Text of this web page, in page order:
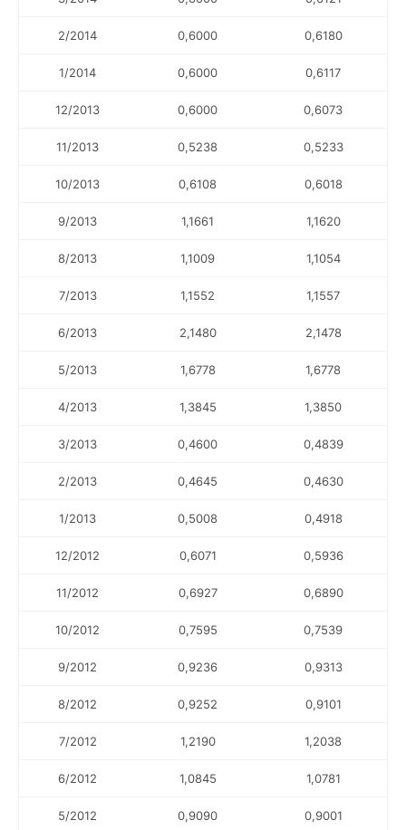
2/2014 0,6000 0,6180
1/2014 0,6000 0,6117
12/2013 0,6000 0,6073
11/2013 0,5238 0,5233
10/2013 0,6108 0,6018
9/2013 1,1661 1,1620
8/2013 1,1009 1,1054
7/2013 1,1552 1,1557
6/2013 2,1480 2,1478
5/2013 1,6778 1,6778
4/2013 1,3845 1,3850
3/2013 0,4600 0,4839
2/2013 0,4645 0,4630
1/2013 0,5008 0,4918
12/2012 0,6071 0,5936
11/2012 0,6927 0,6890
10/2012 0,7595 0,7539
9/2012 0,9236 0,9313
8/2012 0,9252 0,9101
7/2012 1,2190 1,2038
6/2012 1,0845 1,0781
5/2012 0,9090 0,9001